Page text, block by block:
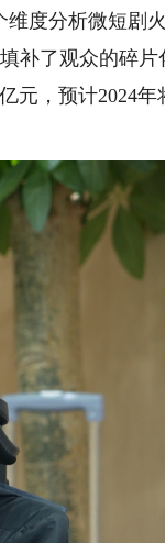
维度分析微短剧
补了观众的碎片
元，预计2024年